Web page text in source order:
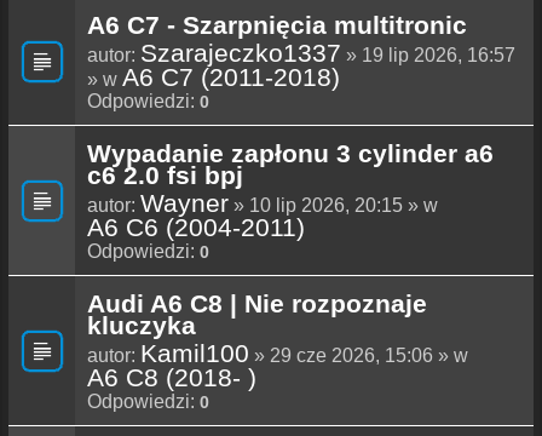
A6 C7 - Szarpnięcia multitronic
autor: Szarajeczko1337 » 19 lip 2026, 16:57
» w A6 C7 (2011-2018)
Odpowiedzi: 0
Wypadanie zapłonu 3 cylinder a6
c6 2.0 fsi bpj
autor: Wayner » 10 lip 2026, 20:15 » w
A6 C6 (2004-2011)
Odpowiedzi: 0
Audi A6 C8 | Nie rozpoznaje
kluczyka
autor: Kamil100 » 29 cze 2026, 15:06 » w
A6 C8 (2018- )
Odpowiedzi: 0